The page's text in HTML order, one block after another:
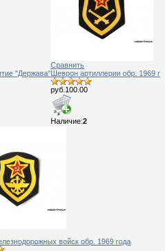
"Держава"
Сравнить
Шеврон артиллерии обр. 1969 г
руб.100.00
Наличие:2
войск обр. 1969 года